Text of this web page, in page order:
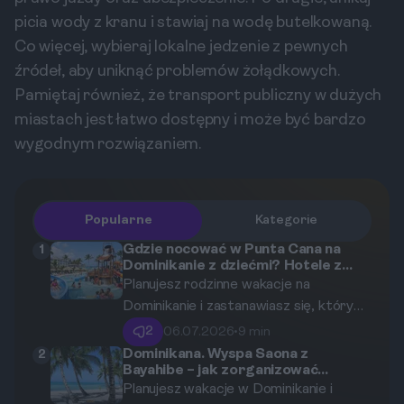
picia wody z kranu i stawiaj na wodę butelkowaną.
Co więcej, wybieraj lokalne jedzenie z pewnych
źródeł, aby uniknąć problemów żołądkowych.
Pamiętaj również, że transport publiczny w dużych
miastach jest łatwo dostępny i może być bardzo
wygodnym rozwiązaniem.
Popularne Kategorie
1
Gdzie nocować w Punta Cana na
Dominikanie z dziećmi? Hotele z
animacjami i aquaparkami.
Planujesz rodzinne wakacje na
Dominikanie i zastanawiasz się, który
hotel w Punta Cana będzie najlepszy
dla Twoich dzieci? Przygotowaliśmy
kompleksowy przewodnik po
najlepszych resortach z aquaparkami,
2 06.07.2026•9 min
2
Dominikana. Wyspa Saona z
Bayahibe – jak zorganizować
wycieczkę i co zobaczyć?
Planujesz wakacje w Dominikanie i